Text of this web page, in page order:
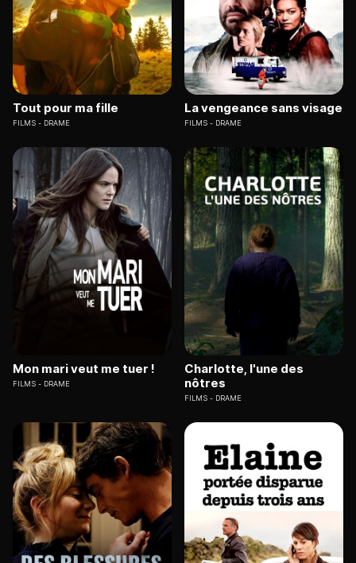
Tout pour ma fille
FILMS DRAME
La vengeance sans visage
FILMS DRAME
Mon mari veut me tuer !
FILMS DRAME
Charlotte, l'une des
nôtres
FILMS DRAME